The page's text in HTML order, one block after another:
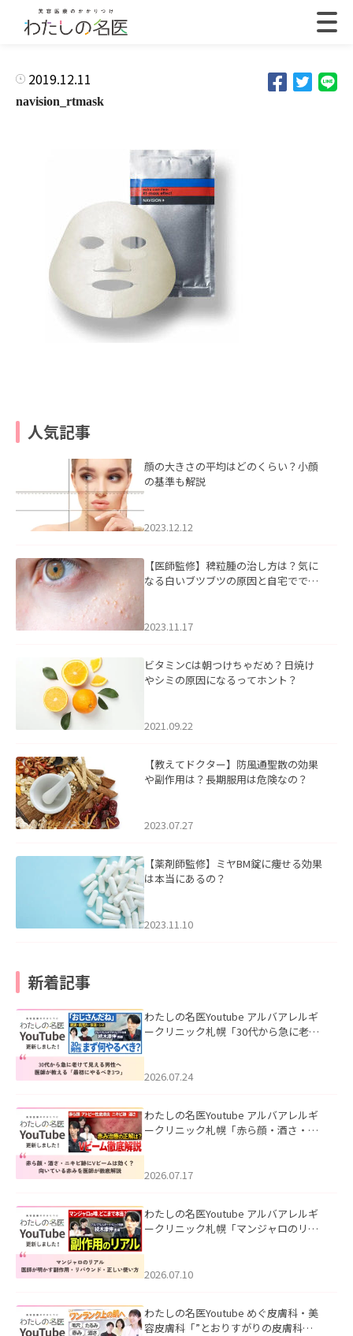
2019.12.11
navision_rtmask
人気記事
顔の大きさの平均はどのくらい？小顔
の基準も解説
2023.12.12
【医師監修】稗粒腫の治し方は？気に
なる白いブツブツの原因と自宅ででき
2023.11.17
ビタミンCは朝つけちゃだめ？日焼け
やシミの原因になるってホント？
2021.09.22
【教えてドクター】防風通聖散の効果
や副作用は？長期服用は危険なの？
2023.07.27
【薬剤師監修】ミヤBM錠に痩せる効果
は本当にあるの？
2023.11.10
新着記事
わたしの名医Youtube アルバアレルギ
ークリニック札幌「30代から急に老け
た。
2026.07.24
わたしの名医Youtube アルバアレルギ
ークリニック札幌「赤ら顔・酒さ・ニ
した。
2026.07.17
わたしの名医Youtube アルバアレルギ
ークリニック札幌「マンジャロのリア
た。
2026.07.10
わたしの名医Youtube めぐ皮膚科・美
容皮膚科「”とおりすがりの皮膚科